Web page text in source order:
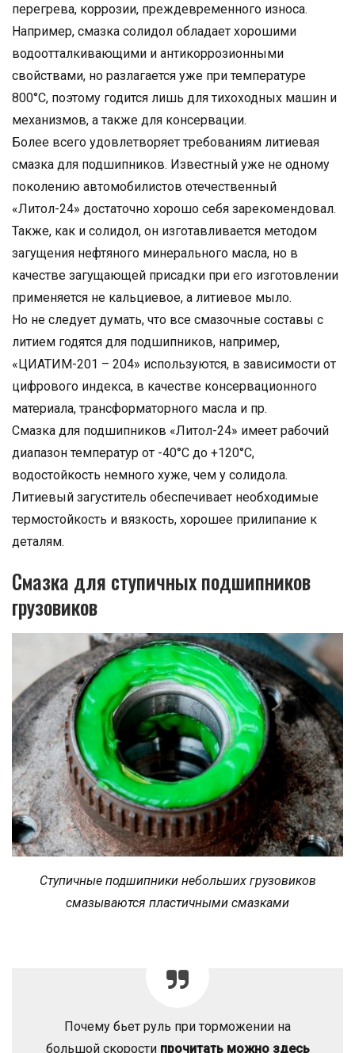
перегрева, коррозии, преждевременного износа.
Например, смазка солидол обладает хорошими
водоотталкивающими и антикоррозионными
свойствами, но разлагается уже при температуре
800°С, поэтому годится лишь для тихоходных машин и
механизмов, а также для консервации.
Более всего удовлетворяет требованиям литиевая
смазка для подшипников. Известный уже не одному
поколению автомобилистов отечественный
«Литол-24» достаточно хорошо себя зарекомендовал.
Также, как и солидол, он изготавливается методом
загущения нефтяного минерального масла, но в
качестве загущающей присадки при его изготовлении
применяется не кальциевое, а литиевое мыло.
Но не следует думать, что все смазочные составы с
литием годятся для подшипников, например,
«ЦИАТИМ-201 – 204» используются, в зависимости от
цифрового индекса, в качестве консервационного
материала, трансформаторного масла и пр.
Смазка для подшипников «Литол-24» имеет рабочий
диапазон температур от -40°С до +120°С,
водостойкость немного хуже, чем у солидола.
Литиевый загуститель обеспечивает необходимые
термостойкость и вязкость, хорошее прилипание к
деталям.
Смазка для ступичных подшипников
грузовиков
Ступичные подшипники небольших грузовиков
смазываются пластичными смазками
Почему бьет руль при торможении на
большой скорости прочитать можно здесь